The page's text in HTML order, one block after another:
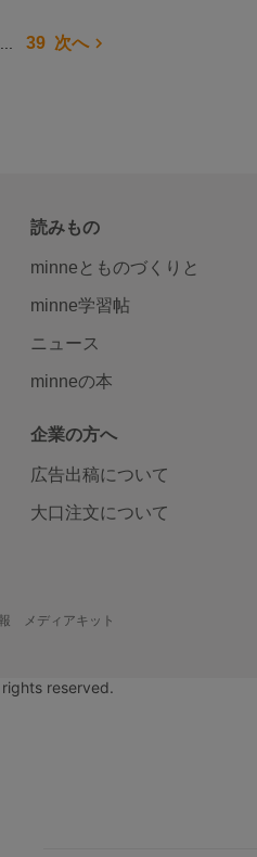
39 次へ
読みもの
minneとものづくりと
minne学習帖
ニュース
minneの本
企業の方へ
広告出稿について
大口注文について
メディアキット
reserved.